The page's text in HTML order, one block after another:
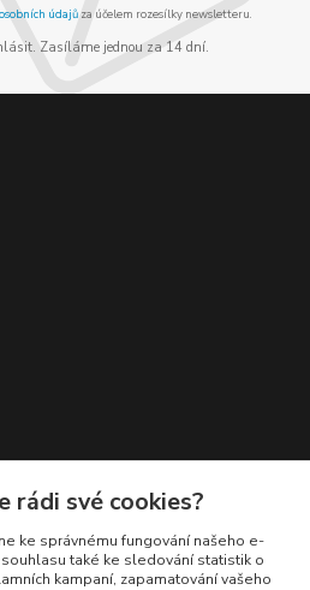
údajůza účelem rozesílky newsletteru.
Zasíláme jednou za 14 dní.
rádi své cookies?
ke správnému fungování našeho e-
také ke sledování statistik o
kampaní, zapamatování vašeho